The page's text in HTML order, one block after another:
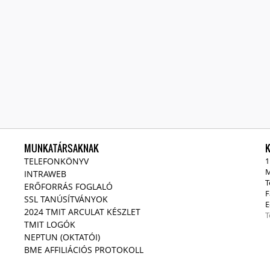
MUNKATÁRSAKNAK
TELEFONKÖNYV
INTRAWEB
ERŐFORRÁS FOGLALÓ
SSL TANÚSÍTVÁNYOK
2024 TMIT ARCULAT KÉSZLET
TMIT LOGÓK
NEPTUN (OKTATÓI)
BME AFFILIÁCIÓS PROTOKOLL